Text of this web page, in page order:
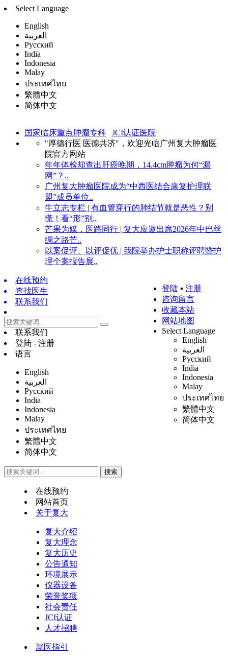
Select Language
English
العربية
Русский
India
Indonesia
Malay
ประเทศไทย
繁體中文
简体中文
国家临床重点肿瘤专科
JCI认证医院
"厚德行医 医德共济"，欢迎光临广州复大肿瘤医
院官方网站
年年体检却查出肝癌晚期，14.4cm肿瘤为何“漏
网”？..
广州复大肿瘤医院成为“中西医结合康复护理联
盟”成员单位..
牛立志专栏 | 有血管穿行的肺结节就是恶性？别
慌！看“形”别..
芒果为媒，医路同行 | 复大应邀出席2026年中巴丝
绸之路芒..
以案促评、以评促优 | 我院举办护士职称评聘暨护
理个案报告展..
登陆 ▪ 注册
咨询留言
收藏本站
网站地图
Select Language
English
العربية
Русский
India
Indonesia
Malay
ประเทศไทย
繁體中文
简体中文
在线预约
查找医生
联系我们
联系我们
登陆 - 注册
语言
English
العربية
Русский
India
Indonesia
Malay
ประเทศไทย
繁體中文
简体中文
在线预约
网站首页
关于复大
复大介绍
复大理念
复大历史
公告通知
环境展示
仪器设备
荣誉奖项
社会责任
JCI认证
人才招聘
就医指引